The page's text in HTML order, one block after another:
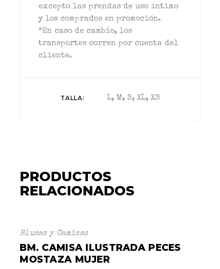
excepto las prendas de uso íntimo
y los comprados en promoción.
*En caso de cambio, los
transportes corren por cuenta del
cliente.
TALLA L, M, S, XL, XS
PRODUCTOS
RELACIONADOS
Blusas y Camisas
BM. CAMISA ILUSTRADA PECES
MOSTAZA MUJER